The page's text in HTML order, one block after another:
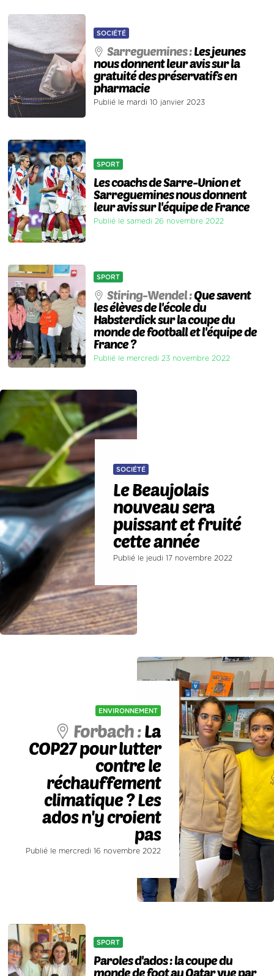
SOCIÉTÉ
Sarreguemines :Les jeunes
nous donnent leur avis sur la
gratuité des préservatifs en
pharmacie
Publié le mardi 10 janvier 2023
SPORT
Les coachs de Sarre-Union et
Sarreguemines nous donnent
leur avis sur l'équipe de France
Publié le samedi 26 novembre 2022
SPORT
Stiring-Wendel :Que savent
les élèves de l'école du
Habsterdick sur la coupe du
monde de football et l'équipe de
France ?
Publié le mercredi 23 novembre 2022
SOCIÉTÉ
Le Beaujolais
nouveau sera
puissant et fruité
cette année
Publié le jeudi 17 novembre 2022
ENVIRONNEMENT
Forbach :La
COP27 pour lutter
contre le
réchauffement
climatique ? Les
ados n'y croient
pas
Publié le mercredi 16 novembre 2022
SPORT
Paroles d'ados : la coupe du
monde de foot au Qatar vue par